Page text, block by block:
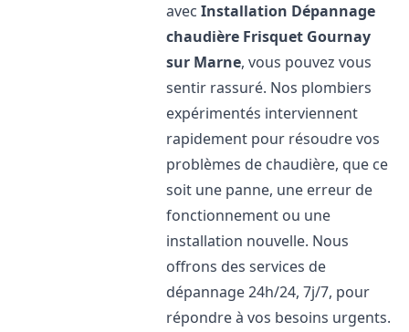
avecInstallation Dépannage
chaudière Frisquet Gournay
sur Marne, vous pouvez vous
sentir rassuré. Nos plombiers
expérimentés interviennent
rapidement pour résoudre vos
problèmes de chaudière, que ce
soit une panne, une erreur de
fonctionnement ou une
installation nouvelle. Nous
offrons des services de
dépannage 24h/24, 7j/7, pour
répondre à vos besoins urgents.